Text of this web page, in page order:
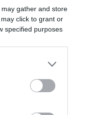
gather and store
click to grant or
specified purposes
1.300
τη
της